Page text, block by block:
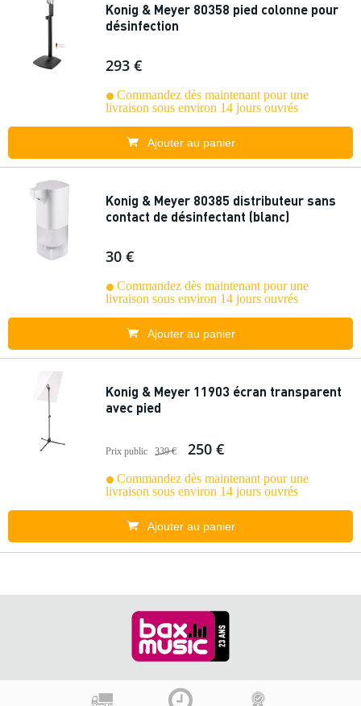
Konig & Meyer 80358 pied colonne pour
désinfection
293 €
Commandez dès maintenant pour une
livraison sous environ 14 jours ouvrés
Ajouter au panier
Konig & Meyer 80385 distributeur sans
contact de désinfectant (blanc)
30 €
Commandez dès maintenant pour une
livraison sous environ 14 jours ouvrés
Ajouter au panier
Konig & Meyer 11903 écran transparent
avec pied
Prix public 339 € 250 €
Commandez dès maintenant pour une
livraison sous environ 14 jours ouvrés
Ajouter au panier